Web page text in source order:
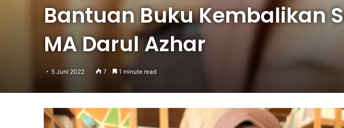
Bantuan Buku Kembalikan
MA Darul Azhar
5 Juni 2022 7 1 minute read